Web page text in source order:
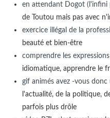
en attendant Dogot (l'infini
de Toutou mais pas avec
exercice illégal de la
beauté et bien-être
comprendre les
idiomatique, apprendre le
gif animés avez -vous donc
l'actualité, de la politique,
parfois plus drôle